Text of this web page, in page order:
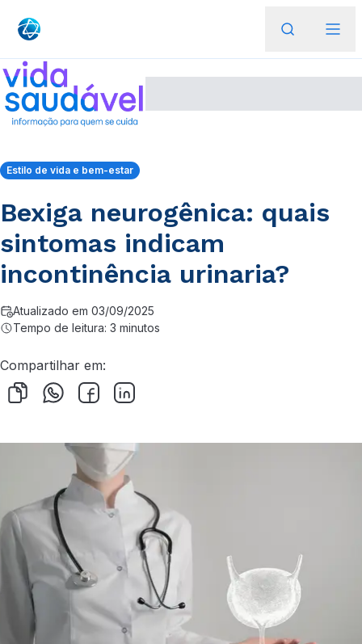
Estilo de vida e bem-estar
Bexiga neurogênica: quais
sintomas indicam
incontinência urinaria?
Atualizado em 03/09/2025
Tempo de leitura: 3 minutos
Compartilhar em: